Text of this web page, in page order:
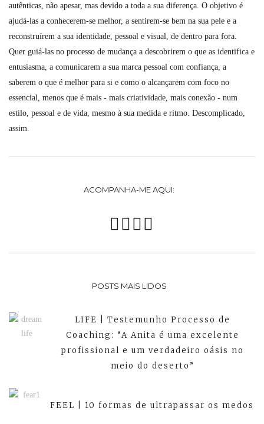
autênticas, não apesar, mas devido a toda a sua diferença. O objetivo é
ajudá-las a conhecerem-se melhor, a sentirem-se bem na sua pele e a
reconstruírem a sua identidade, pessoal e visual, de dentro para fora.
Quer guiá-las no processo de mudança a descobrirem o que as identifica e
entusiasma, a comunicarem a sua marca pessoal com confiança, a
saberem o que é melhor para si e como o alcançarem com foco no
essencial, menos que é mais - mais criatividade, mais conexão - num
estilo, pessoal e de vida, mesmo à sua medida e ritmo. Descomplicado,
assim.
ACOMPANHA-ME AQUI:
POSTS MAIS LIDOS
LIFE | Testemunho Processo de
Coaching: “A Anita é uma excelente
profissional e um verdadeiro oásis no
meio do deserto”
FEEL | 10 formas de ultrapassar os medos